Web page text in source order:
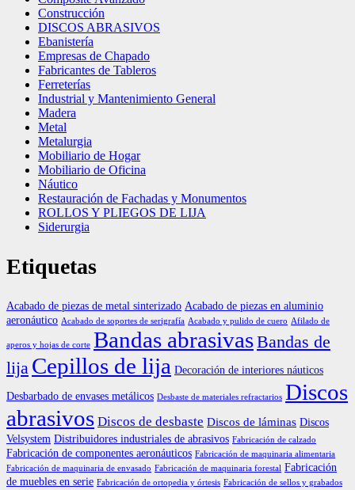
Construcción
DISCOS ABRASIVOS
Ebanistería
Empresas de Chapado
Fabricantes de Tableros
Ferreterías
Industrial y Mantenimiento General
Madera
Metal
Metalurgia
Mobiliario de Hogar
Mobiliario de Oficina
Náutico
Restauración de Fachadas y Monumentos
ROLLOS Y PLIEGOS DE LIJA
Siderurgia
Etiquetas
Acabado de piezas de metal sinterizado Acabado de piezas en aluminio
aeronáutico Acabado de soportes de serigrafía Acabado y pulido de cuero Afilado de
aperos y hojas de corte Bandas abrasivasBandas de
lija Cepillos de lija Decoración de interiores náuticos
Desbarbado de envases metálicos Desbaste de materiales refractarios Discos
abrasivos Discos de desbaste Discos de láminas Discos
Velsystem Distribuidores industriales de abrasivos Fabricación de calzado
Fabricación de componentes aeronáuticos Fabricación de maquinaria alimentaria
Fabricación de maquinaria de envasado Fabricación de maquinaria forestal Fabricación
de muebles en serie Fabricación de ortopedia y órtesis Fabricación de sellos y grabados